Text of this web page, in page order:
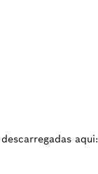
aqui: